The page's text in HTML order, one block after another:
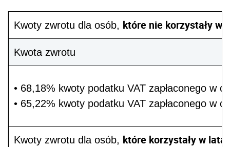
Kwoty zwrotu dla osób, które nie korzystaływ
Kwota zwrotu
• 68,18% kwoty podatku VAT zapłaconego w
• 65,22% kwoty podatku VAT zapłaconego w
Kwoty zwrotu dla osób, które korzystaływ